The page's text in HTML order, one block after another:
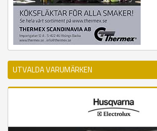
UTVALDA VARUMÄRKEN